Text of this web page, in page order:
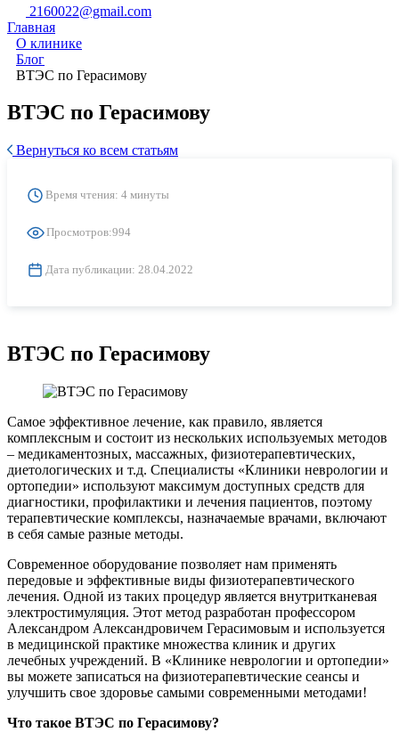
2160022@gmail.com
Главная
О клинике
Блог
ВТЭС по Герасимову
ВТЭС по Герасимову
Вернуться ко всем статьям
Время чтения: 4 минуты
Просмотров:994
Дата публикации: 28.04.2022
ВТЭС по Герасимову
Самое эффективное лечение, как правило, является
комплексным и состоит из нескольких используемых методов
– медикаментозных, массажных, физиотерапевтических,
диетологических и т.д. Специалисты «Клиники неврологии и
ортопедии» используют максимум доступных средств для
диагностики, профилактики и лечения пациентов, поэтому
терапевтические комплексы, назначаемые врачами, включают
в себя самые разные методы.
Современное оборудование позволяет нам применять
передовые и эффективные виды физиотерапевтического
лечения. Одной из таких процедур является внутритканевая
электростимуляция. Этот метод разработан профессором
Александром Александровичем Герасимовым и используется
в медицинской практике множества клиник и других
лечебных учреждений. В «Клинике неврологии и ортопедии»
вы можете записаться на физиотерапевтические сеансы и
улучшить свое здоровье самыми современными методами!
Что такое ВТЭС по Герасимову?